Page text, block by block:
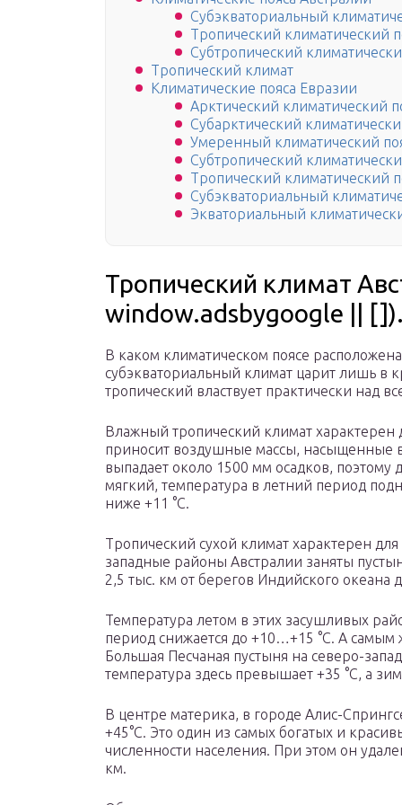
Субэкваториальный
Тропический климатический
Субтропический
Тропический климат
Климатические пояса Евразии
Арктический климатический
Субарктический
Умеренный климатический
Субтропический
Тропический климатический
Субэкваториальный
Экваториальный
Тропический климат
window.adsbygoogle ||
В каком климатическом поясе
субэкваториальный климат царит лишь в
тропический властвует практически над
Влажный тропический климат характерен
приносит воздушные массы, насыщенные
выпадает около 1500 мм осадков,
мягкий, температура в летний период
ниже +11 °C.
Тропический сухой климат характерен
западные районы Австралии заняты
2,5 тыс. км от берегов Индийского океана
Температура летом в этих засушливых
период снижается до +10…+15 °C. А
Большая Песчаная пустыня на северо-
температура здесь превышает +35 °C, а
В центре материка, в городе Алис-
+45°C. Это один из самых богатых и
численности населения. При этом он
км.